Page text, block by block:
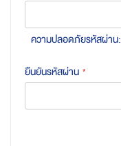
ความปลอดภัยรหัสผ่าน:
ยืนยันรหัสผ่าน